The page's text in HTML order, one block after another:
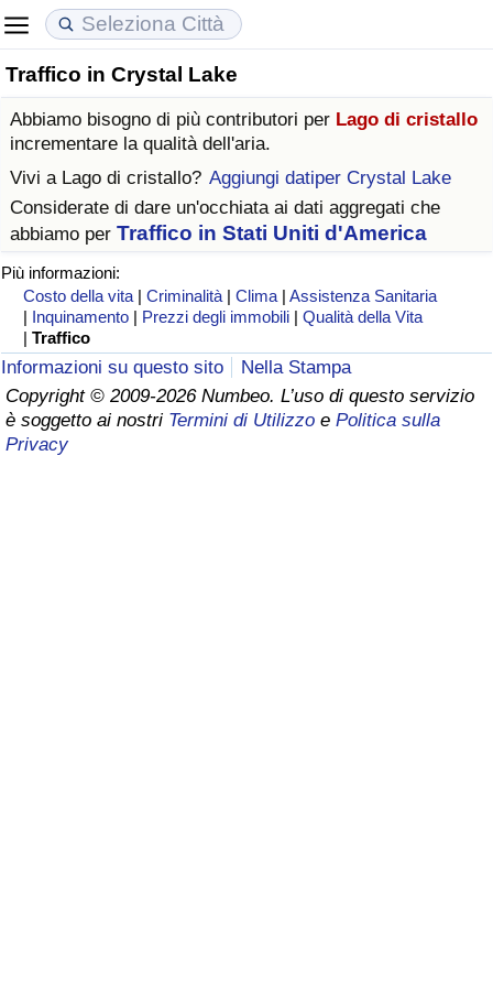
Traffico in Crystal Lake
Abbiamo bisogno di più contributori per Lago di cristallo
incrementare la qualità dell'aria.
Vivi a Lago di cristallo? Aggiungi datiper Crystal Lake
Considerate di dare un'occhiata ai dati aggregati che
abbiamo per Traffico in Stati Uniti d'America
Più informazioni:
Costo della vita |Criminalità |Clima |Assistenza Sanitaria
| Inquinamento | Prezzi degli immobili |Qualità della Vita
|Traffico
Informazioni su questo sito
Nella Stampa
Copyright © 2009-2026 Numbeo. L’uso di questo servizio
è soggetto ai nostri Termini di Utilizzo e Politica sulla
Privacy
Costo della vita
Indice Del Costo Della Vita (corrente)
Indice Del Costo Della Vita
Indice del Costo della Vita per Nazione
ad Aqaba
Prezzi degli immobili
Indice del Prezzo delle Case (Corrente)
Indice del Prezzo delle Case
Indice del Prezzo delle Case per Nazione
Qualità della Vita
Indice della Qualità della Vita
Indice della Qualità della Vita (Corrente)
Indice della qualità della vita per Paese
Criminalità
Indice del Tasso di Criminalità (Corrente)
Indice della Criminalità